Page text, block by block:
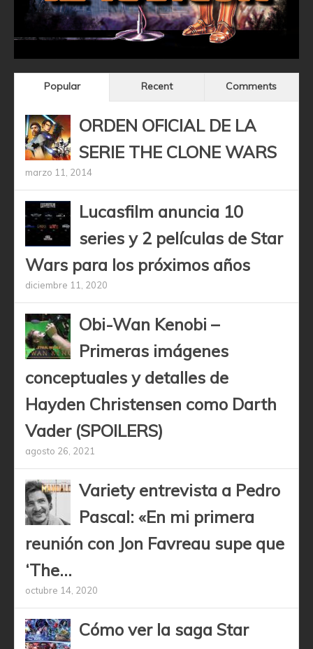
Popular Recent Comments
ORDEN OFICIAL DE LA
SERIE THE CLONE WARS
marzo 11, 2014
Lucasfilm anuncia 10
series y 2 películas de Star
Wars para los próximos años
diciembre 11, 2020
Obi-Wan Kenobi –
Primeras imágenes
conceptuales y detalles de
Hayden Christensen como Darth
Vader (SPOILERS)
agosto 26, 2021
Variety entrevista a Pedro
Pascal: «En mi primera
reunión con Jon Favreau supe que
‘The...
octubre 14, 2020
Cómo ver la saga Star